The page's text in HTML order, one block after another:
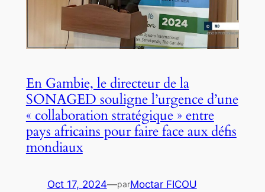
En Gambie, le directeur de la
SONAGED souligne l’urgence d’une
« collaboration stratégique » entre
pays africains pour faire face aux défis
mondiaux
Oct 17, 2024—parMoctar FICOU